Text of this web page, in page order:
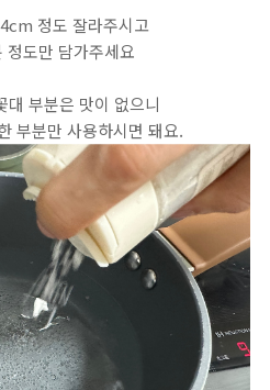
정도 잘라주시고
정도만 담가주세요
대 부분은 맛이 없으니
부분만 사용하시면 돼요.